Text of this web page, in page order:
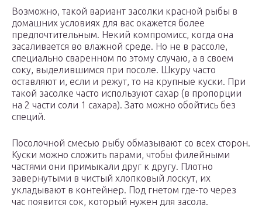
Возможно, такой вариант засолки красной рыбы в
домашних условиях для вас окажется более
предпочтительным. Некий компромисс, когда она
засаливается во влажной среде. Но не в рассоле,
специально сваренном по этому случаю, а в своем
соку, выделившимся при посоле. Шкуру часто
оставляют и, если и режут, то на крупные куски. При
такой засолке часто используют сахар (в пропорции
на 2 части соли 1 сахара). Зато можно обойтись без
специй.
Посолочной смесью рыбу обмазывают со всех сторон.
Куски можно сложить парами, чтобы филейными
частями они примыкали друг к другу. Плотно
завернутыми в чистый хлопковый лоскут, их
укладывают в контейнер. Под гнетом где-то через
час появится сок, который нужен для засола.